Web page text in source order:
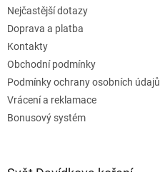
Nejčastější dotazy
Doprava a platba
Kontakty
Obchodní podmínky
Podmínky ochrany osobních údajů
Vrácení a reklamace
Bonusový systém